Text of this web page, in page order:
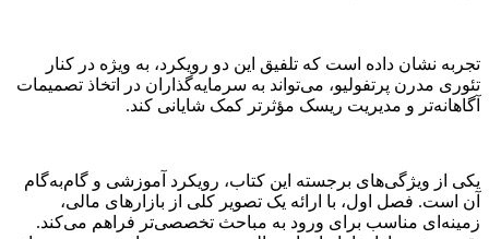
تجربه نشان داده است که تلفیق این دو رویکرد، به ویژه در کنار
تئوری مدرن پرتفولیو، می‌تواند به سرمایه‌گذاران در اتخاذ تصمیمات
آگاهانه‌تر و مدیریت ریسک مؤثرتر کمک شایانی کند.
یکی از ویژگی‌های برجسته این کتاب، رویکرد آموزشی و گام‌به‌گام
آن است. فصل اول، با ارائه یک تصویر کلی از بازارهای مالی،
زمینه‌ای مناسب برای ورود به مباحث تخصصی‌تر فراهم می‌کند.